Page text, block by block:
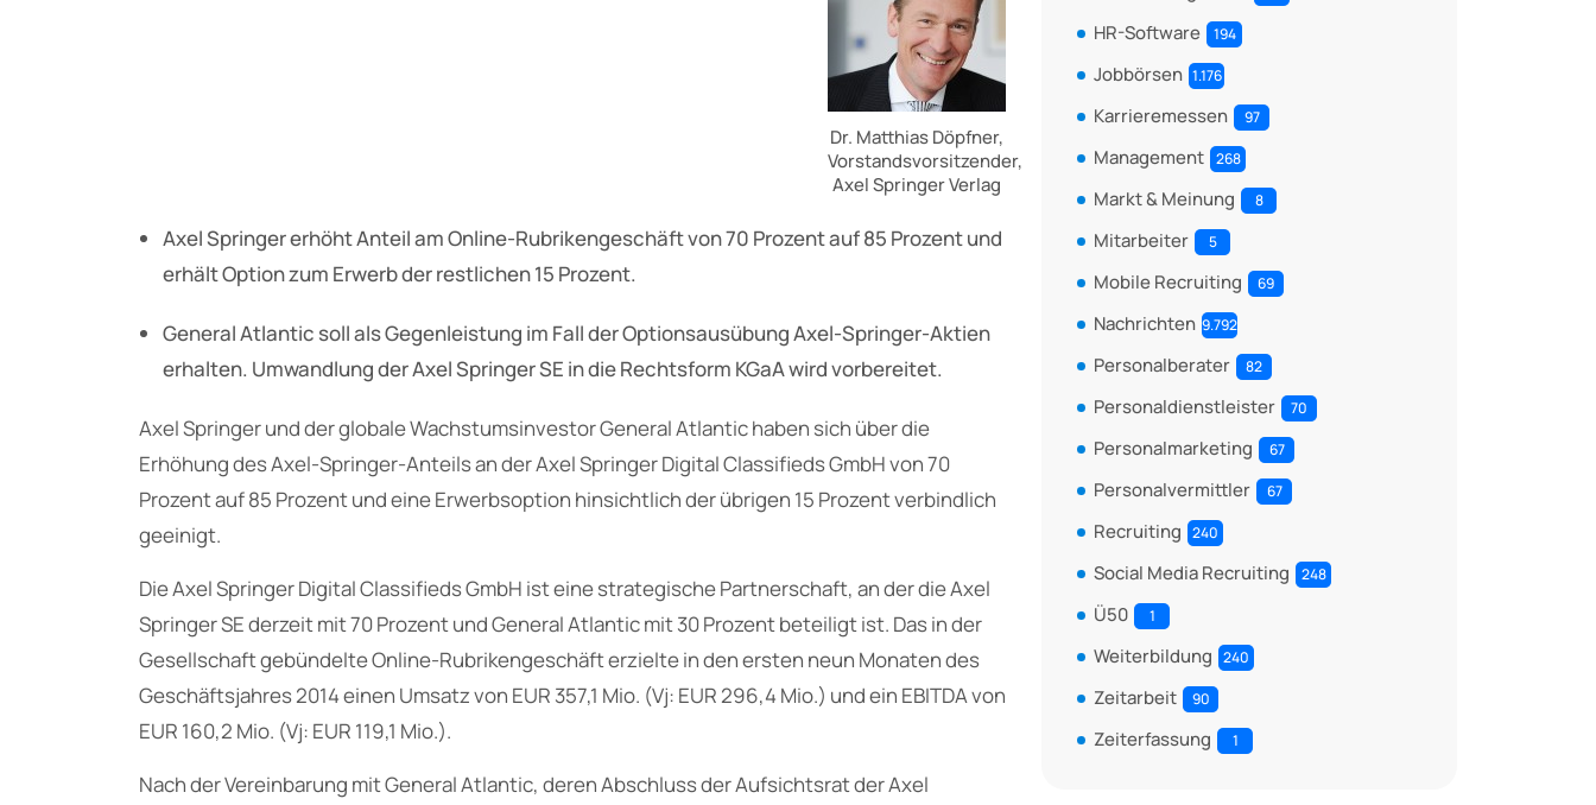
Dr. Matthias Döpfner,
Vorstandsvorsitzender,
Axel Springer Verlag
Axel Springer erhöht Anteil am Online-Rubrikengeschäft von 70 Prozent auf 85 Prozent und
erhält Option zum Erwerb der restlichen 15 Prozent.
General Atlantic soll als Gegenleistung im Fall der Optionsausübung Axel-Springer-Aktien
erhalten. Umwandlung der Axel Springer SE in die Rechtsform KGaA wird vorbereitet.
Axel Springer und der globale Wachstumsinvestor General Atlantic haben sich über die
Erhöhung des Axel-Springer-Anteils an der Axel Springer Digital Classifieds GmbH von 70
Prozent auf 85 Prozent und eine Erwerbsoption hinsichtlich der übrigen 15 Prozent verbindlich
geeinigt.
Die Axel Springer Digital Classifieds GmbH ist eine strategische Partnerschaft, an der die Axel
Springer SE derzeit mit 70 Prozent und General Atlantic mit 30 Prozent beteiligt ist. Das in der
Gesellschaft gebündelte Online-Rubrikengeschäft erzielte in den ersten neun Monaten des
Geschäftsjahres 2014 einen Umsatz von EUR 357,1 Mio. (Vj: EUR 296,4 Mio.) und ein EBITDA von
EUR 160,2 Mio. (Vj: EUR 119,1 Mio.).
Nach der Vereinbarung mit General Atlantic, deren Abschluss der Aufsichtsrat der Axel
HR-Software 194
Jobbörsen 1.176
Karrieremessen 97
Management 268
Markt & Meinung 8
Mitarbeiter 5
Mobile Recruiting 69
Nachrichten 9.792
Personalberater 82
Personaldienstleister 70
Personalmarketing 67
Personalvermittler 67
Recruiting 240
Social Media Recruiting 248
Ü50 1
Weiterbildung 240
Zeitarbeit 90
Zeiterfassung 1